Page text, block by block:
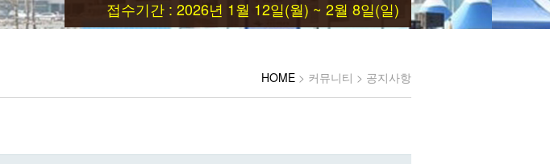
접수기간 : 2026년 1월 12일(월) ~ 2월 8일(일)
HOME > 커뮤니티 > 공지사항